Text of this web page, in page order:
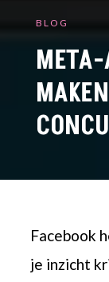
BLOG
Facebook
je inzicht